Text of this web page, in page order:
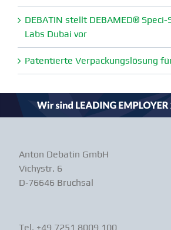
DEBATIN stellt DEBAMED®
Labs Dubai vor
Paten­tierte Verpa­ckungs­lösung
Anton Debatin GmbH
Vichystr. 6
D‑76646 Bruchsal
Tel. +49 7251 8009 100